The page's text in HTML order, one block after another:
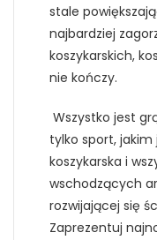
stale
najbardziej
koszykarskich,
nie kończy.
Wszystko jest
tylko sport, jakim
koszykarska i
wschodzących
rozwijającej się
Zaprezentuj